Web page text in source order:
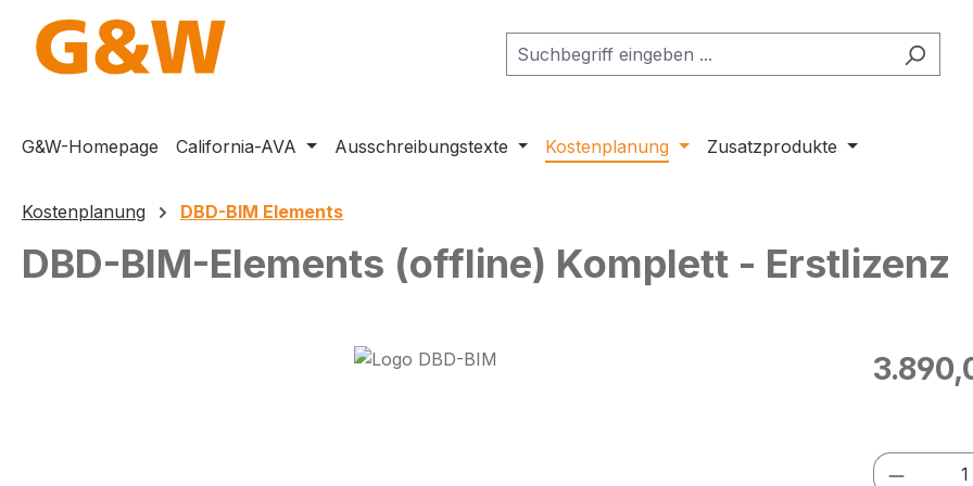
Hauptinhalt springen
Zur Suche springen
Zur Hauptnavigation springen
G&W-Homepage California-AVA Ausschreibungstexte Kostenplanung Zusatzprodukte
Kostenplanung DBD-BIM Elements
DBD-BIM-Elements (offline) Komplett - Erstlizenz
Regulärer